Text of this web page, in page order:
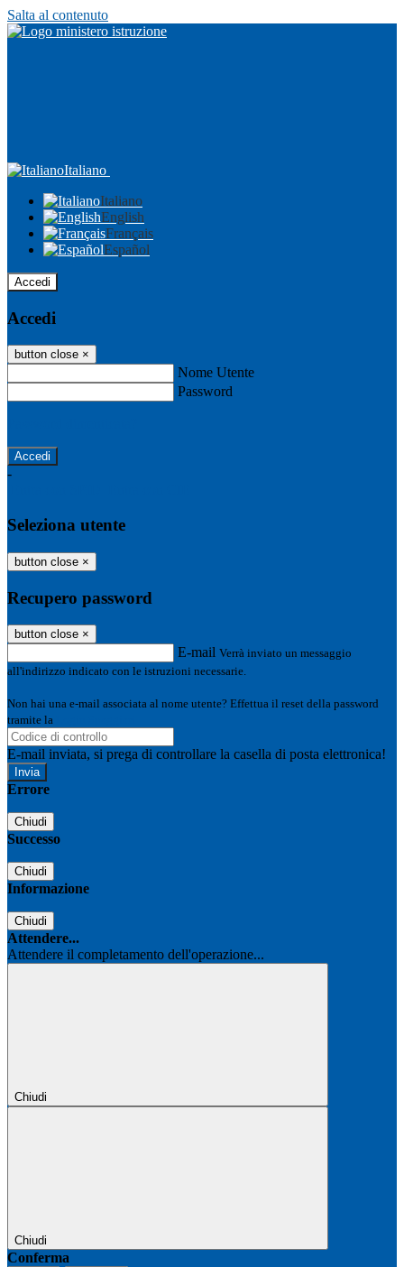
Salta al contenuto
Italiano
Italiano
English
Français
Español
Accedi
Accedi
button close ×
Nome Utente
Password
-
Seleziona utente
button close ×
Recupero password
button close ×
E-mail Verrà inviato un messaggio
all'indirizzo indicato con le istruzioni necessarie.
Non hai una e-mail associata al nome utente? Effettua il reset della password
tramite la
E-mail inviata, si prega di controllare la casella di posta elettronica!
Errore
Chiudi
Successo
Chiudi
Informazione
Chiudi
Attendere...
Attendere il completamento dell'operazione...
Chiudi
Chiudi
Conferma